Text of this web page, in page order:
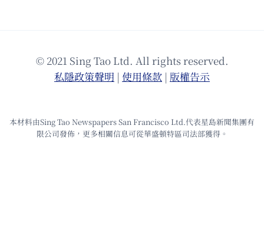
© 2021 Sing Tao Ltd. All rights reserved.
私隱政策聲明 | 使⽤條款 | 版權告⽰
本材料由Sing Tao Newspapers San Francisco Ltd.代表星島新聞集團有
限公司發佈，更多相關信息可從華盛頓特區司法部獲得。